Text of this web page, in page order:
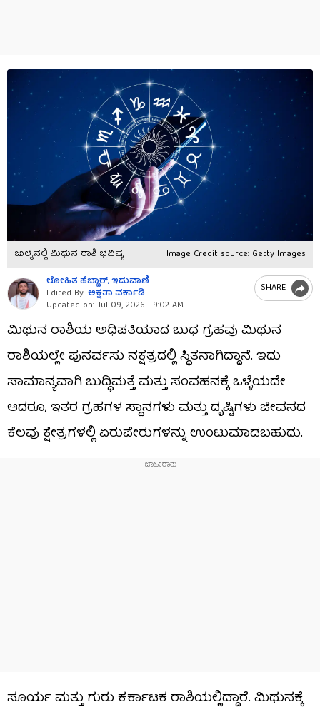
ಜುಲೈನಲ್ಲಿ ಮಿಥುನ ರಾಶಿ ಭವಿಷ್ಯ
Image Credit source: Getty Images
ಲೋಹಿತ ಹೆಬ್ಬಾರ್​, ಇಡುವಾಣಿ
Edited By: ಅಕ್ಷತಾ ವರ್ಕಾಡಿ
Updated on: Jul 09, 2026 | 9:02 AM
SHARE
​ಮಿಥುನ ರಾಶಿಯ ಅಧಿಪತಿಯಾದ ಬುಧ ಗ್ರಹವು ಮಿಥುನ
ರಾಶಿಯಲ್ಲೇ ಪುನರ್ವಸು ನಕ್ಷತ್ರದಲ್ಲಿ ಸ್ಥಿತನಾಗಿದ್ದಾನೆ. ಇದು
ಸಾಮಾನ್ಯವಾಗಿ ಬುದ್ಧಿಮತ್ತೆ ಮತ್ತು ಸಂವಹನಕ್ಕೆ ಒಳ್ಳೆಯದೇ
ಆದರೂ, ಇತರ ಗ್ರಹಗಳ ಸ್ಥಾನಗಳು ಮತ್ತು ದೃಷ್ಟಿಗಳು ಜೀವನದ
ಕೆಲವು ಕ್ಷೇತ್ರಗಳಲ್ಲಿ ಏರುಪೇರುಗಳನ್ನು ಉಂಟುಮಾಡಬಹುದು.
​ಸೂರ್ಯ ಮತ್ತು ಗುರು ಕರ್ಕಾಟಕ ರಾಶಿಯಲ್ಲಿದ್ದಾರೆ. ಮಿಥುನಕ್ಕೆ